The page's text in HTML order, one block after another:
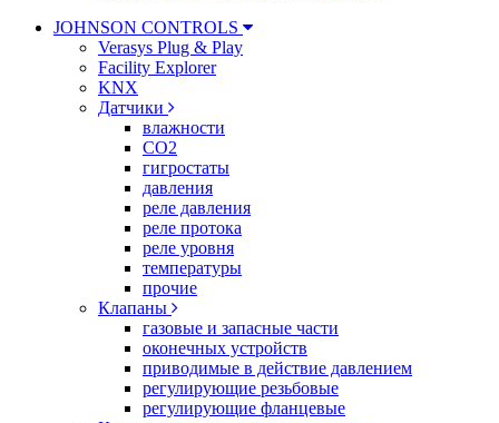
JOHNSON CONTROLS
Verasys Plug & Play
Facility Explorer
KNX
Датчики
влажности
CO2
гигростаты
давления
реле давления
реле протока
реле уровня
температуры
прочие
Клапаны
газовые и запасные части
оконечных устройств
приводимые в действие давлением
регулирующие резьбовые
регулирующие фланцевые